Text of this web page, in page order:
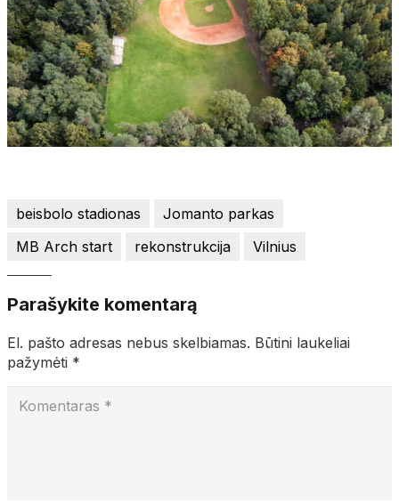
beisbolo stadionas
Jomanto parkas
MB Arch start
rekonstrukcija Vilnius
Parašykite komentarą
El. pašto adresas nebus skelbiamas. Būtini laukeliai
pažymėti *